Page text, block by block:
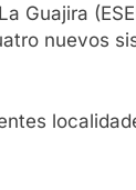
Guajira
nuevos